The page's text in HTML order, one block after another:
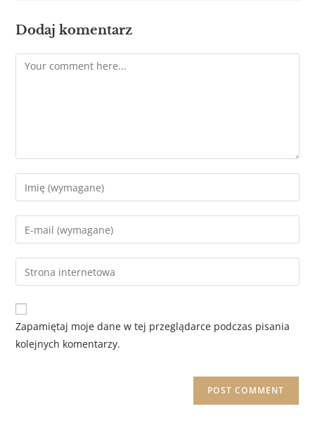
Dodaj komentarz
Zapamiętaj moje dane w tej przeglądarce podczas pisania
kolejnych komentarzy.